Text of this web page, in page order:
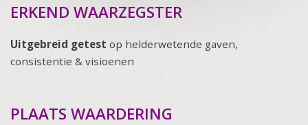
ERKEND WAARZEGSTER
Uitgebreid getest op helderwetende gaven,
consistentie & visioenen
PLAATS WAARDERING